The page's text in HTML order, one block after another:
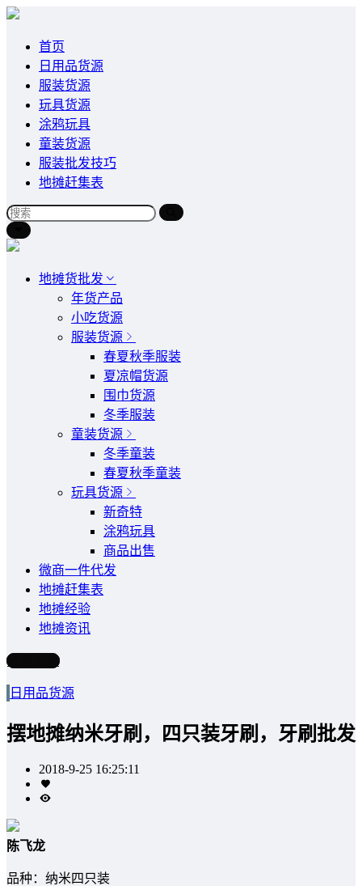
首页
日用品货源
服装货源
玩具货源
涂鸦玩具
童装货源
服装批发技巧
地摊赶集表
地摊货批发
年货产品
小吃货源
服装货源
春夏秋季服装
夏凉帽货源
围巾货源
冬季服装
童装货源
冬季童装
春夏秋季童装
玩具货源
新奇特
涂鸦玩具
商品出售
微商一件代发
地摊赶集表
地摊经验
地摊资讯
写文章
日用品货源
摆地摊纳米牙刷，四只装牙刷，牙刷批发
2018-9-25 16:25:11
陈飞龙
品种：纳米四只装